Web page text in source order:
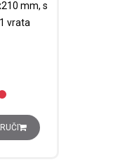
količina
mm, s
vrata
mm, s